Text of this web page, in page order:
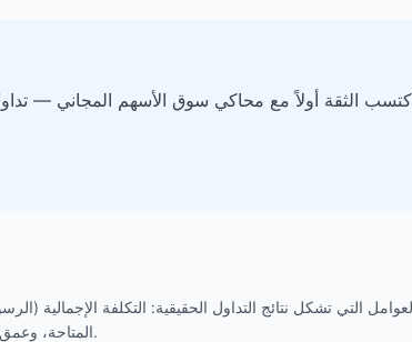
الثقة أولاً مع محاكي سوق الأسهم المجاني —
التي تشكل نتائج التداول الحقيقية: التكلفة الإجمالية
المتاحة، وعمق البحث والتعليم. تتم مراجعة التقييمات بانتظام وتحديثها مع تغير عروض الوسطاء.